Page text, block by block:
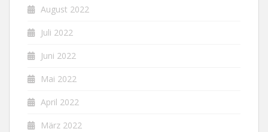
August 2022
Juli 2022
Juni 2022
Mai 2022
April 2022
März 2022